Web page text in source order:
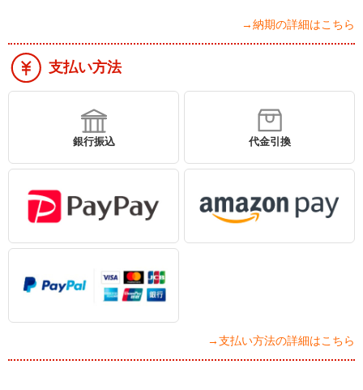
→納期の詳細はこちら
支払い方法
銀行振込 代金引換
→支払い方法の詳細はこちら